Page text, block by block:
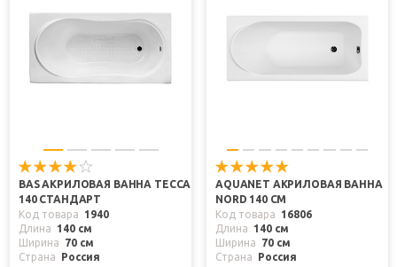
BAS АКРИЛОВАЯ ВАННА ТЕССА
140 СТАНДАРТ
Код товара
1940
Длина
140 см
Ширина
70 см
Страна
Россия
AQUANET АКРИЛОВАЯ ВАННА
NORD 140 СМ
Код товара
16806
Длина
140 см
Ширина
70 см
Страна
Россия